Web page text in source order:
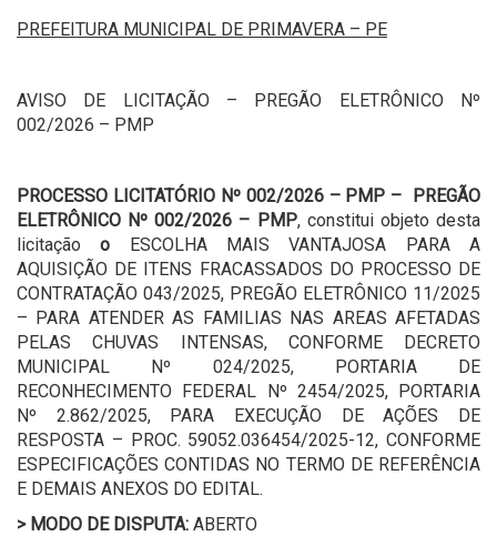
PREFEITURA MUNICIPAL DE PRIMAVERA – PE
AVISO DE LICITAÇÃO – PREGÃO ELETRÔNICO Nº
002/2026 – PMP
PROCESSO LICITATÓRIO Nº 002/2026 – PMP – PREGÃO
ELETRÔNICO Nº 002/2026 – PMP, constitui objeto desta
licitaçãoo ESCOLHA MAIS VANTAJOSA PARA A
AQUISIÇÃO DE ITENS FRACASSADOS DO PROCESSO DE
CONTRATAÇÃO 043/2025, PREGÃO ELETRÔNICO 11/2025
– PARA ATENDER AS FAMILIAS NAS AREAS AFETADAS
PELAS CHUVAS INTENSAS, CONFORME DECRETO
MUNICIPAL Nº 024/2025, PORTARIA DE
RECONHECIMENTO FEDERAL Nº 2454/2025, PORTARIA
Nº 2.862/2025, PARA EXECUÇÃO DE AÇÕES DE
RESPOSTA – PROC. 59052.036454/2025-12, CONFORME
ESPECIFICAÇÕES CONTIDAS NO TERMO DE REFERÊNCIA
E DEMAIS ANEXOS DO EDITAL.
>MODO DE DISPUTA: ABERTO